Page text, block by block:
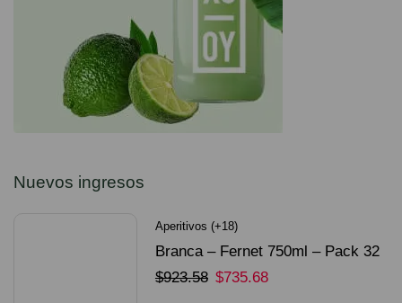
Nuevos ingresos
Aperitivos (+18)
Branca – Fernet 750ml – Pack 32
Unidades
$923.58 $735.68